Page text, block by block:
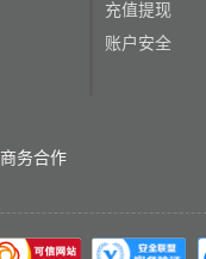
充值提现
账户安全
商务合作